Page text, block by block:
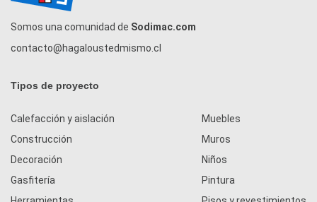
Somos una comunidad de Sodimac.com
contacto@hagaloustedmismo.cl
Tipos de proyecto
Calefacción y aislación
Construcción
Decoración
Gasfitería
Muebles
Muros
Niños
Pintura